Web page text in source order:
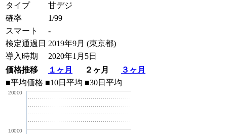
タイプ
甘デジ
確率
1/99
スマート
-
検定通過日 2019年9月 (東京都)
導入時期
2020年1月5日
価格推移
１ヶ月 ２ヶ月
３ヶ月
■平均価格 ■10日平均 ■30日平均
10000
20000